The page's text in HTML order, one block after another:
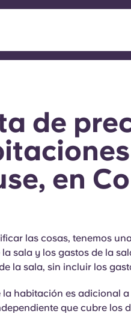
nueva era
estudiantes.
de
en
las cosas, tenemos
sala y los gastos de la
la sala, sin incluir los
la habitación es adicional
que cubre los